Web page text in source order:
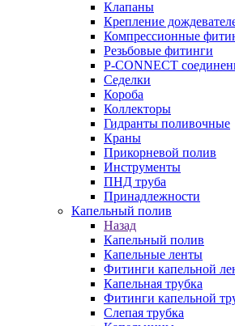
Клапаны
Крепление
Компрессионные
Резьбовые фитинги
P-CONNECT
Седелки
Короба
Коллекторы
Гидранты поливочные
Краны
Прикорневой полив
Инструменты
ПНД труба
Принадлежности
Капельный полив
Назад
Капельный полив
Капельные ленты
Фитинги капельной
Капельная трубка
Фитинги капельной
Слепая трубка